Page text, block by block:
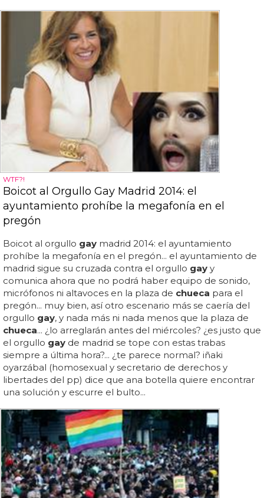
WTF?!
Boicot al Orgullo Gay Madrid 2014: el
ayuntamiento prohíbe la megafonía en el
pregón
Boicot al orgullo gay madrid 2014: el ayuntamiento
prohíbe la megafonía en el pregón... el ayuntamiento de
madrid sigue su cruzada contra el orgullo gay y
comunica ahora que no podrá haber equipo de sonido,
micrófonos ni altavoces en la plaza de chueca para el
pregón... muy bien, así otro escenario más se caería del
orgullo gay, y nada más ni nada menos que la plaza de
chueca... ¿lo arreglarán antes del miércoles? ¿es justo que
el orgullo gay de madrid se tope con estas trabas
siempre a última hora?... ¿te parece normal? iñaki
oyarzábal (homosexual y secretario de derechos y
libertades del pp) dice que ana botella quiere encontrar
una solución y escurre el bulto...